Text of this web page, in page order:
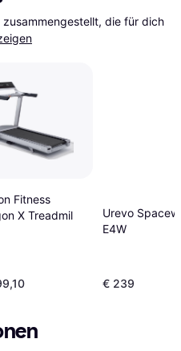
die für dich
Fitness
X Treadmil
Urevo
E4W
€ 239